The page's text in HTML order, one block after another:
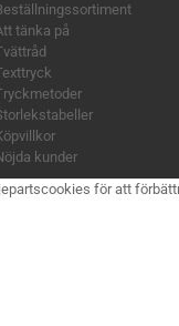
tänka på
kunder
för att